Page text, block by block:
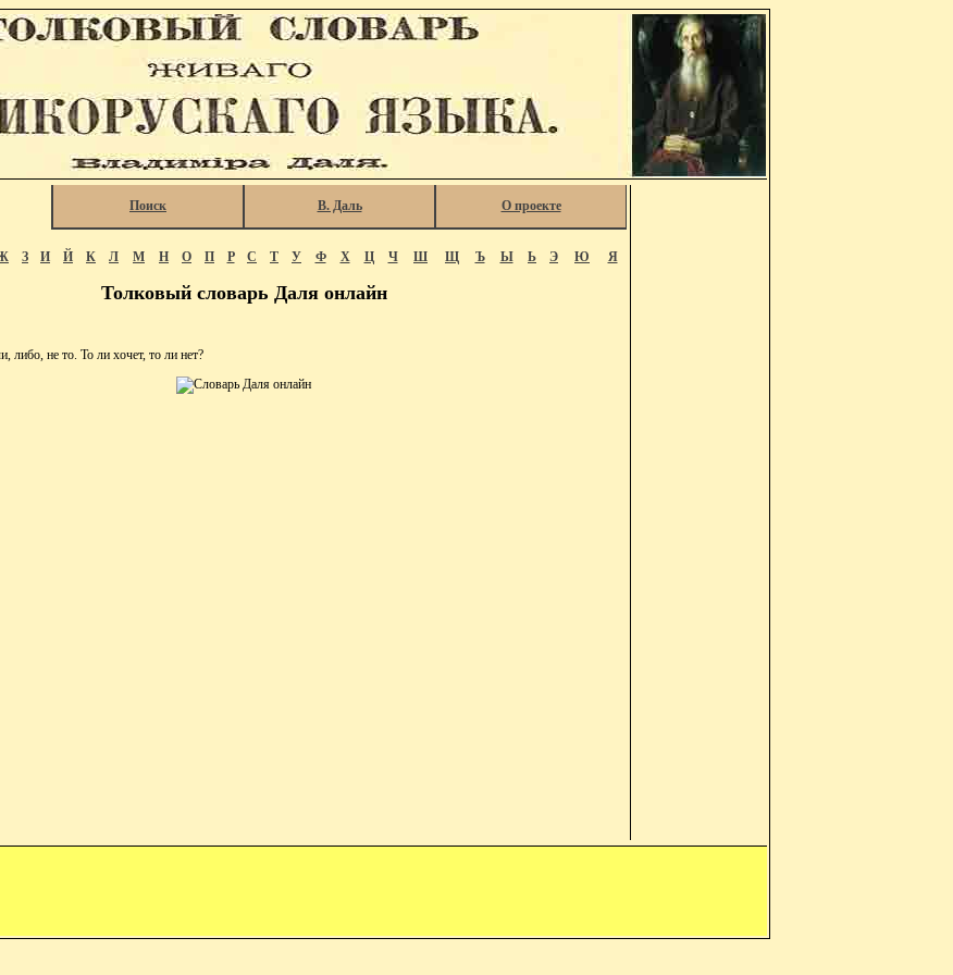
Поиск В. Даль О проекте
З И Й К Л М Н О П Р С Т У Ф Х Ц Ч Ш Щ Ъ Ы Ь Э Ю Я
Толковый словарь Даля онлайн
не то. То ли хочет, то ли нет?